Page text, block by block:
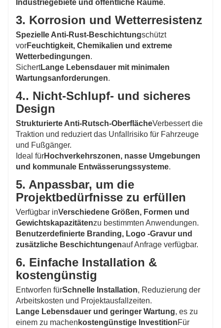
Industriegebiete und öffentliche Räume.
3. Korrosion und Wetterresistenz
Spezielle Anti-Rust-Beschichtungschützt
vorFeuchtigkeit, Chemikalien und extreme
Wetterbedingungen.
SichertLange Lebensdauer mit minimalen
Wartungsanforderungen.
4.. Nicht-Schlupf- und sicheres
Design
Strukturierte Anti-Rutsch-OberflächeVerbessert die
Traktion und reduziert das Unfallrisiko für Fahrzeuge
und Fußgänger.
Ideal fürHochverkehrszonen, nasse Umgebungen
und kommunale Entwässerungssysteme.
5. Anpassbar, um die
Projektbedürfnisse zu erfüllen
Verfügbar inVerschiedene Größen, Formen und
Gewichtskapazitätenzu bestimmten Anwendungen.
Benutzerdefinierte Branding, Logo -Gravur und
zusätzliche Beschichtungenauf Anfrage verfügbar.
6. Einfache Installation &
kostengünstig
Entworfen fürSchnelle Installation, Reduzierung der
Arbeitskosten und Projektausfallzeiten.
Lange Lebensdauer und geringer Wartung, es zu
einem zu machen kostengünstige InvestitionFür